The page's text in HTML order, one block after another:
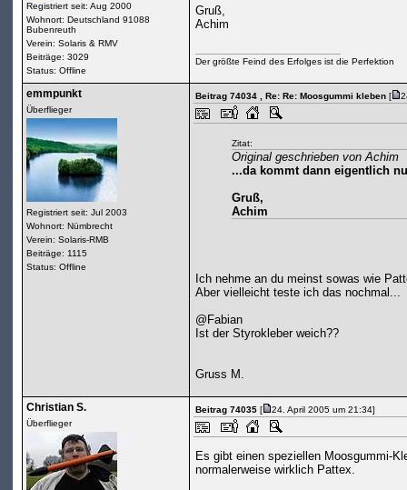
Registriert seit: Aug 2000
Wohnort: Deutschland 91088
Bubenreuth
Verein: Solaris & RMV
Beiträge: 3029
Status: Offline
Gruß,
Achim
Der größte Feind des Erfolges ist die Perfektion
emmpunkt
Überflieger
Registriert seit: Jul 2003
Wohnort: Nümbrecht
Verein: Solaris-RMB
Beiträge: 1115
Status: Offline
Beitrag 74034 , Re: Re: Moosgummi kleben[
Zitat:
Original geschrieben von Achim
...da kommt dann eigentlich
Gruß,
Achim
Ich nehme an du meinst sowas wie
Aber vielleicht teste ich das nochmal...
@Fabian
Ist der Styrokleber weich??
Gruss M.
Christian S.
Überflieger
Beitrag 74035[ 24. April 2005 um 21:34]
Es gibt einen speziellen Moosgummi-
normalerweise wirklich Pattex.